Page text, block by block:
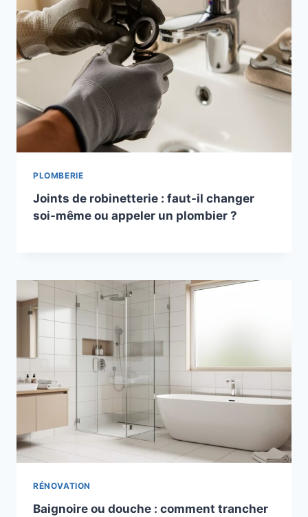
PLOMBERIE
Joints de robinetterie : faut-il changer
soi-même ou appeler un plombier ?
RÉNOVATION
Baignoire ou douche : comment trancher